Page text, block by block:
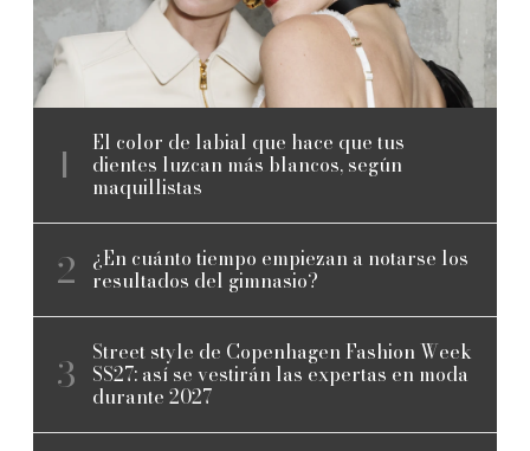
El color de labial que hace que tus
dientes luzcan más blancos, según
maquillistas
¿En cuánto tiempo empiezan a notarse los
resultados del gimnasio?
Street style de Copenhagen Fashion Week
SS27: así se vestirán las expertas en moda
durante 2027